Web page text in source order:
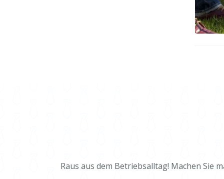
Raus aus dem Betriebsalltag! Machen Sie